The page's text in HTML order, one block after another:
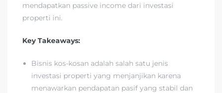
mendapatkan passive income dari investasi
properti ini.
Key Takeaways:
Bisnis kos-kosan adalah salah satu jenis
investasi properti yang menjanjikan karena
menawarkan pendapatan pasif yang stabil dan